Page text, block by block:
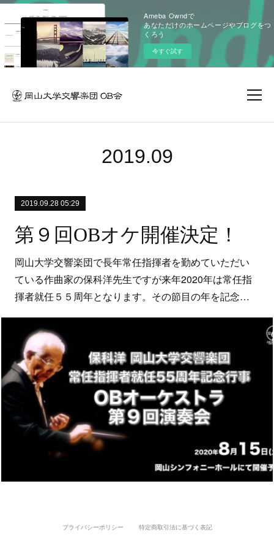
Ameba Owndで
あなただけのホームページやブログをつ
くろう
今すぐ試す
2019.09
2019.09.28 05:29
第９回OBオケ開催決定！
岡山大学交響楽団で長年常任指揮者を勤めていただい
ている作曲家の保科洋先生ですが来年2020年は常任指
揮者就任５５周年となります。その節目の年を記念…
プライバシーポリシー 特定商取引法に基づく表記